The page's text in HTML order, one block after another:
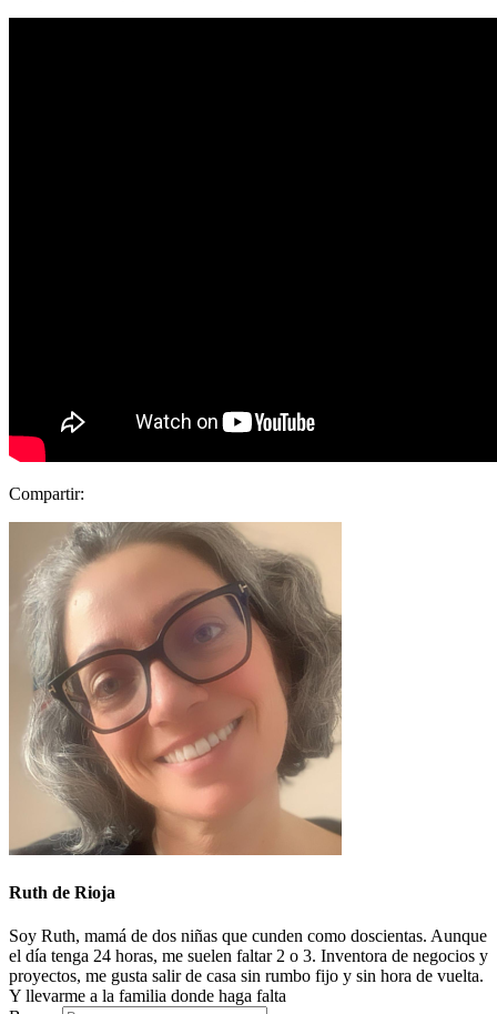
Compartir:
Ruth de Rioja
Soy Ruth, mamá de dos niñas que cunden como doscientas. Aunque
el día tenga 24 horas, me suelen faltar 2 o 3. Inventora de negocios y
proyectos, me gusta salir de casa sin rumbo fijo y sin hora de vuelta.
Y llevarme a la familia donde haga falta